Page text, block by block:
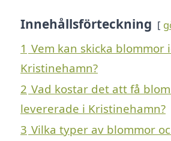
Innehållsförteckning
1 Vem kan skicka blommor
Kristinehamn?
2 Vad kostar det att få
levererade i Kristinehamn?
3 Vilka typer av blommor